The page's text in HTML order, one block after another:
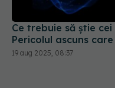
19 aug 2025, 08:37